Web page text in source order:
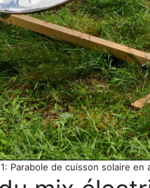
Parabole de cuisson solaire